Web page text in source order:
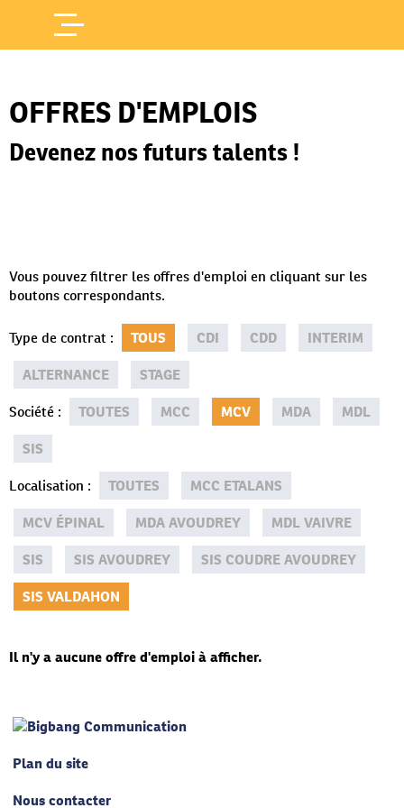
OFFRES D'EMPLOIS
Devenez nos futurs talents !
Vous pouvez filtrer les offres d'emploi en cliquant sur les
boutons correspondants.
Type de contrat : TOUS CDI CDD
INTERIM
ALTERNANCE
STAGE
Société : TOUTES MCC MCV MDA
MDL
SIS
Localisation : TOUTES
MCC ETALANS
MCV ÉPINAL
MDA AVOUDREY
MDL VAIVRE
SIS
SIS AVOUDREY
SIS COUDRE AVOUDREY
SIS VALDAHON
Il n'y a aucune offre d'emploi à afficher.
Plan du site
Nous contacter